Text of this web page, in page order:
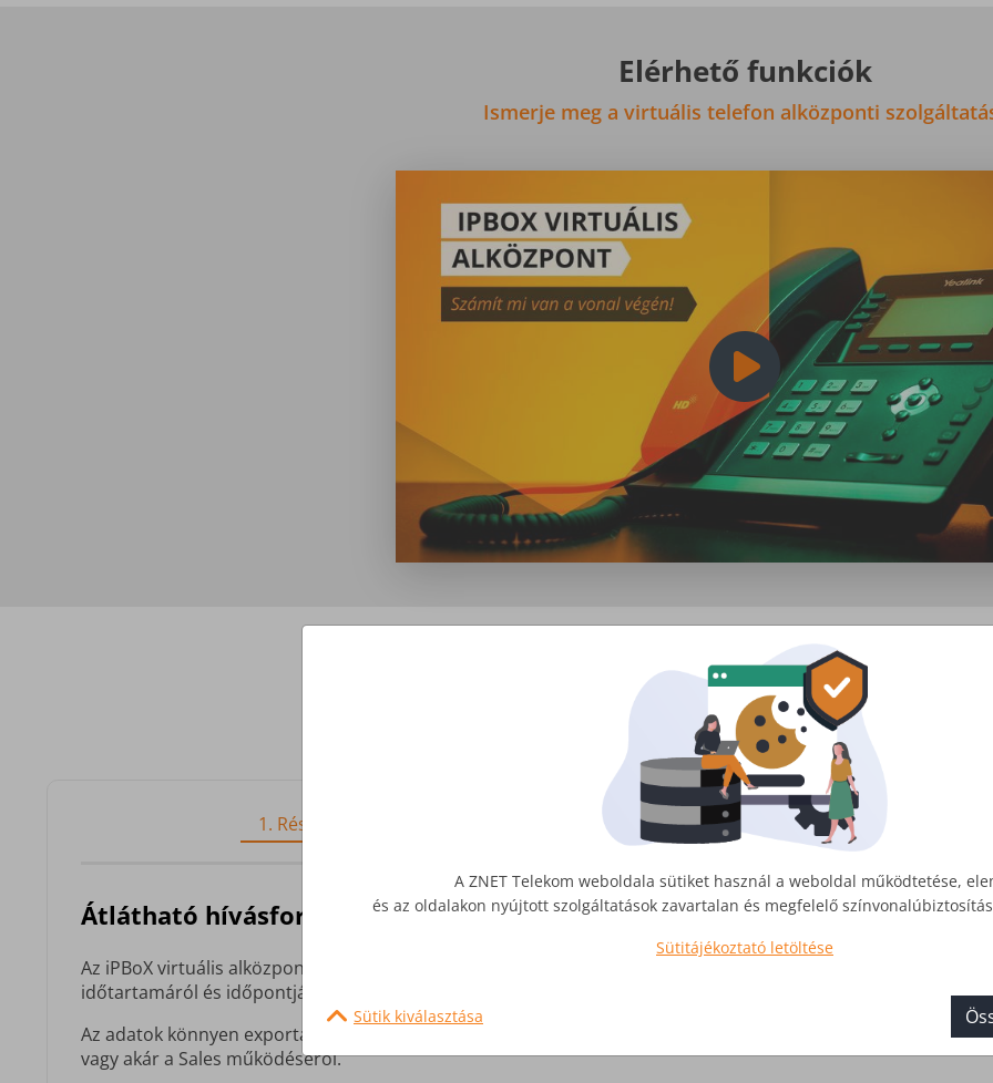
Elérhető funkciók
Ismerje meg a virtuális telefon alközponti
Segítünk dönteni
Ismerje meg telefonszolgáltatásunkat!
1. Részletes irányítópult 2. Automatizált funkciók
Átlátható hívásforgalom, segítség a döntéshozatalban!
Az iPBoX virtuális alközpont egy részletes irányítópulttal is rendelkezik, ami pontos adatokkal szolgál a
időtartamáról és időpontjáról, a hívás fogadójáról és számtalan egyéb jellemzőről is.
Az adatok könnyen exportálhatók, így segítségükkel részletes képet kaphat a vállalkozása telefonos
vagy akár a Sales működéséről.
A ZNET Telekom weboldala sütiket használ a weboldal működtetése,
és az oldalakon nyújtott szolgáltatások zavartalan és megfelelő
Sütitájékoztató letöltése
Sütik kiválasztása